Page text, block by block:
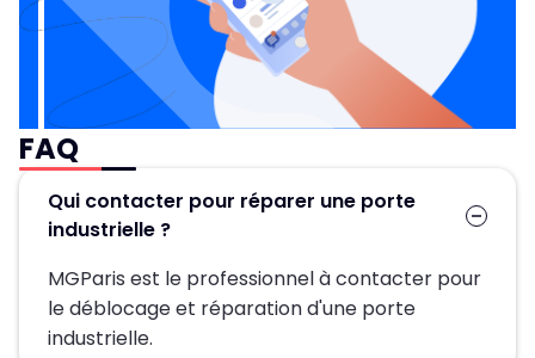
FAQ
Qui contacter pour réparer une porte
industrielle ?
MGParis est le professionnel à contacter pour
le déblocage et réparation d'une porte
industrielle.